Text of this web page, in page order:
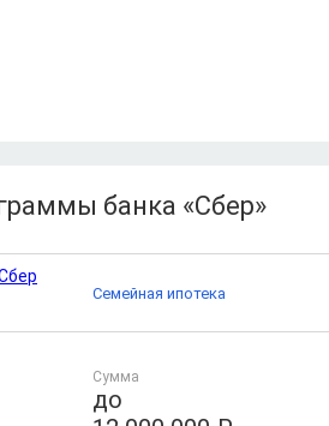
банка «Сбер»
Сумма
до
Семейная ипотека